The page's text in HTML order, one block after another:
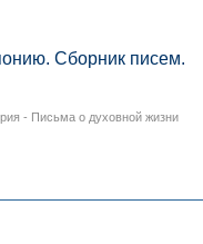
Сборник писем.
- Письма о духовной жизни